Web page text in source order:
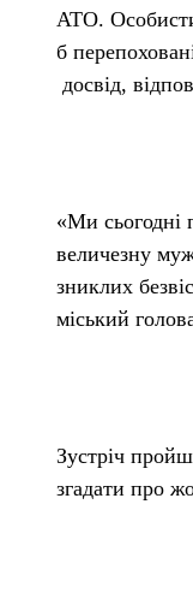
АТО. Ос
б
досвід,
«Ми сьогодні
величезну
зниклих
міський
Зустріч
згадати про